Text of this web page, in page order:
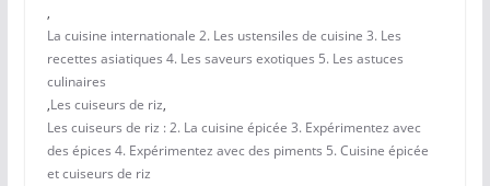
,
La cuisine internationale 2. Les ustensiles de cuisine 3. Les
recettes asiatiques 4. Les saveurs exotiques 5. Les astuces
culinaires
,Les cuiseurs de riz,
Les cuiseurs de riz : 2. La cuisine épicée 3. Expérimentez avec
des épices 4. Expérimentez avec des piments 5. Cuisine épicée
et cuiseurs de riz